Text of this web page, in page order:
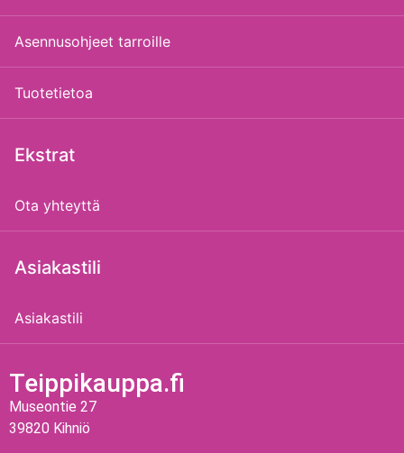
Asennusohjeet tarroille
Tuotetietoa
Ekstrat
Ota yhteyttä
Asiakastili
Asiakastili
Teippikauppa.fi
Museontie 27
39820 Kihniö